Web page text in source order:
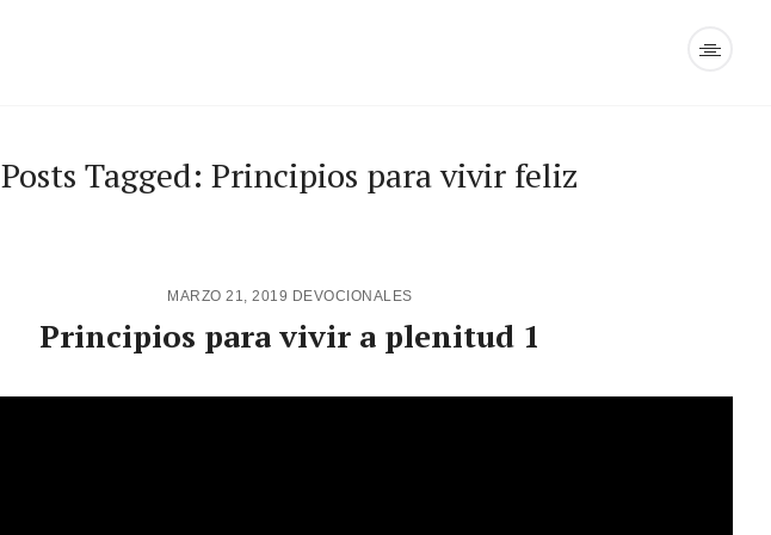
Posts Tagged: Principios para vivir feliz
MARZO 21, 2019 DEVOCIONALES
Principios para vivir a plenitud 1